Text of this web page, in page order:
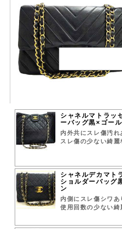
シャネルマトラッ
ーバッグ黒×ゴー
内外共にスレ傷汚
スレ傷の少ない綺麗
シャネルデカマト
ショルダーバッグ
ン
内側にスレ傷シワあ
使用回数の少ない